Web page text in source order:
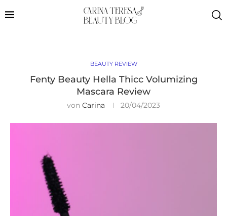
BEAUTY REVIEW
Fenty Beauty Hella Thicc Volumizing
Mascara Review
von Carina 20/04/2023